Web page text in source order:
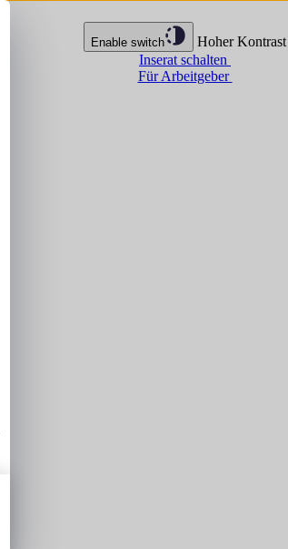
Enable switch
Hoher Kontrast
Inserat schalten
Für Arbeitgeber